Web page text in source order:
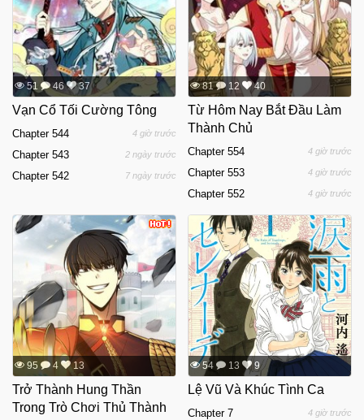
51 46 37
Vạn Cổ Tối Cường Tông
Chapter 544 4 giờ trước
Chapter 543 2 ngày trước
Chapter 542 7 ngày trước
81 12 40
Từ Hôm Nay Bắt Đầu Làm
Thành Chủ
Chapter 554 4 giờ trước
Chapter 553 4 giờ trước
Chapter 552 4 giờ trước
95 4 13
Trở Thành Hung Thần
Trong Trò Chơi Thủ Thành
54 13 9
Lệ Vũ Và Khúc Tình Ca
Chapter 7 4 giờ trước